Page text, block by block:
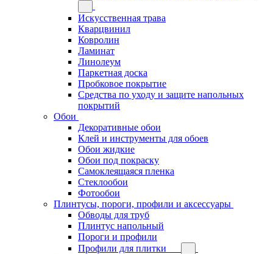
Искусственная трава
Кварцвинил
Ковролин
Ламинат
Линолеум
Паркетная доска
Пробковое покрытие
Средства по уходу и защите напольных
покрытий
Обои
Декоративные обои
Клей и инструменты для обоев
Обои жидкие
Обои под покраску
Самоклеящаяся пленка
Стеклообои
Фотообои
Плинтусы, пороги, профили и аксессуары
Обводы для труб
Плинтус напольный
Пороги и профили
Профили для плитки